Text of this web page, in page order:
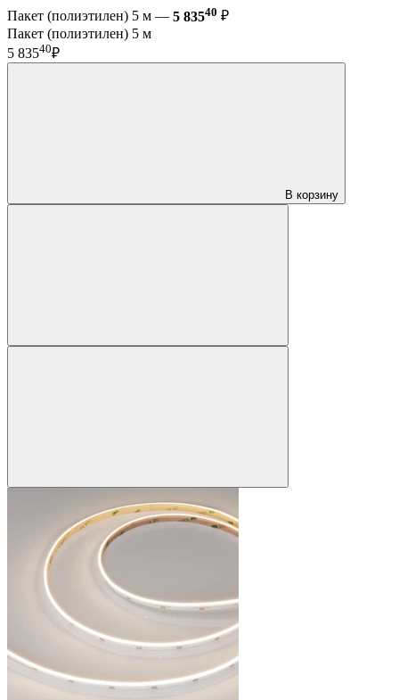
Пакет (полиэтилен) 5 м — 5 83540 ₽
Пакет (полиэтилен) 5 м
5 83540₽
В корзину